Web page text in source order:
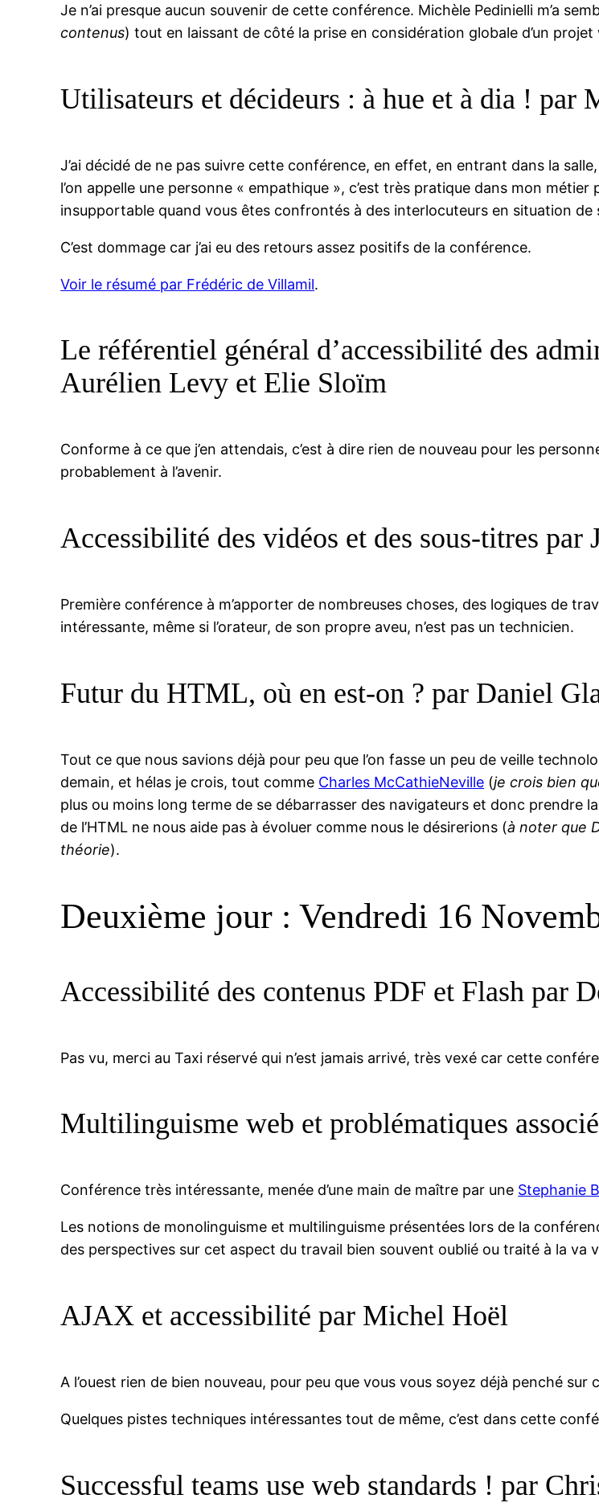
Je n’ai presque aucun souvenir de cette conférence. Michèle Pedinielli m’a
contenus) tout en laissant de côté la prise en considération globale d’un
Utilisateurs et décideurs : à hue et à dia ! par
J’ai décidé de ne pas suivre cette conférence, en effet, en entrant dans la
l’on appelle une personne « empathique », c’est très pratique dans mon
insupportable quand vous êtes confrontés à des interlocuteurs en situation de
C’est dommage car j’ai eu des retours assez positifs de la conférence.
Voir le résumé par Frédéric de Villamil.
Le référentiel général d’accessibilité des
Aurélien Levy et Elie Sloïm
Conforme à ce que j’en attendais, c’est à dire rien de nouveau pour les
probablement à l’avenir.
Accessibilité des vidéos et des sous-titres par
Première conférence à m’apporter de nombreuses choses, des logiques de
intéressante, même si l’orateur, de son propre aveu, n’est pas un technicien.
Futur du HTML, où en est-on ? par Daniel
Tout ce que nous savions déjà pour peu que l’on fasse un peu de veille
demain, et hélas je crois, tout comme Charles McCathieNeville (je crois bien
plus ou moins long terme de se débarrasser des navigateurs et donc prendre
de l’HTML ne nous aide pas à évoluer comme nous le désirerions (à noter que
théorie).
Deuxième jour : Vendredi 16
Accessibilité des contenus PDF et Flash par
Pas vu, merci au Taxi réservé qui n’est jamais arrivé, très vexé car cette
Multilinguisme web et problématiques
Conférence très intéressante, menée d’une main de maître par une Stephanie
Les notions de monolinguisme et multilinguisme présentées lors de la
des perspectives sur cet aspect du travail bien souvent oublié ou traité à la va
AJAX et accessibilité par Michel Hoël
A l’ouest rien de bien nouveau, pour peu que vous vous soyez déjà penché sur
Quelques pistes techniques intéressantes tout de même, c’est dans cette
Successful teams use web standards ! par